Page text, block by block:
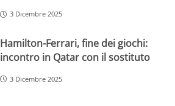
3 Dicembre 2025
Hamilton-Ferrari, fine dei giochi:
incontro in Qatar con il sostituto
3 Dicembre 2025